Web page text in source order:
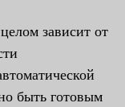
зависит от
быть готовым